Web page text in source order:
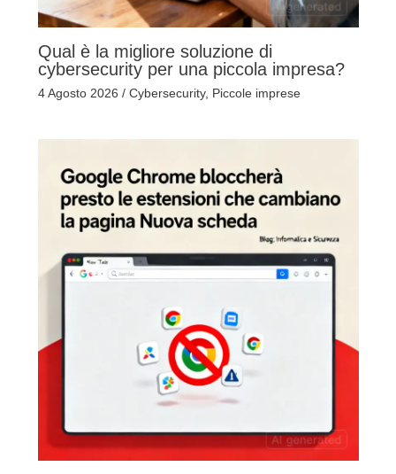
Qual è la migliore soluzione di
cybersecurity per una piccola impresa?
4 Agosto 2026 / Cybersecurity, Piccole imprese